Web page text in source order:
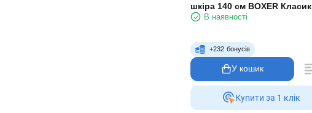
шкіра 140 см BOXER Класик
1001-01
В наявності
+232 бонусів
У кошик
Купити за 1 клiк